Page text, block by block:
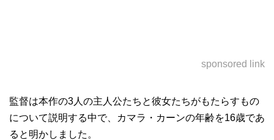
sponsored link
監督は本作の3人の主人公たちと彼女たちがもたらすもの
について説明する中で、カマラ・カーンの年齢を16歳であ
ると明かしました。